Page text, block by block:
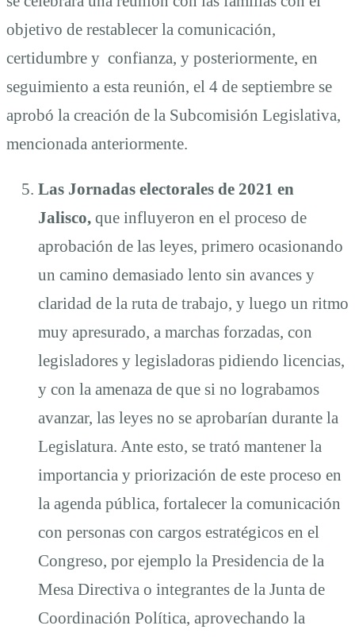
objetivo de restablecer la comunicación,
certidumbre y confianza, y posteriormente, en
seguimiento a esta reunión, el 4 de septiembre se
aprobó la creación de la Subcomisión Legislativa,
mencionada anteriormente.
Las Jornadas electorales de 2021 en
Jalisco, que influyeron en el proceso de
aprobación de las leyes, primero ocasionando
un camino demasiado lento sin avances y
claridad de la ruta de trabajo, y luego un ritmo
muy apresurado, a marchas forzadas, con
legisladores y legisladoras pidiendo licencias,
y con la amenaza de que si no lograbamos
avanzar, las leyes no se aprobarían durante la
Legislatura. Ante esto, se trató mantener la
importancia y priorización de este proceso en
la agenda pública, fortalecer la comunicación
con personas con cargos estratégicos en el
Congreso, por ejemplo la Presidencia de la
Mesa Directiva o integrantes de la Junta de
Coordinación Política, aprovechando la